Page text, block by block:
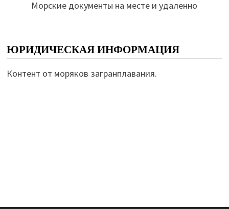
Морские документы на месте и удаленно
ЮРИДИЧЕСКАЯ ИНФОРМАЦИЯ
Контент от моряков загранплавания.